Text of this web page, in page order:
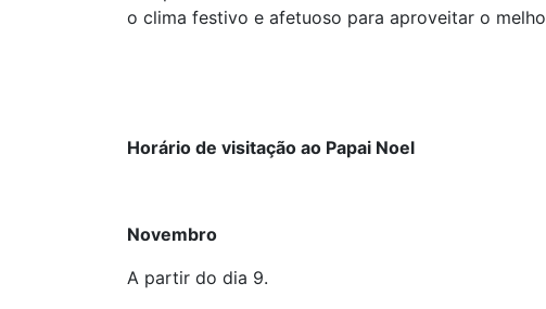
o clima festivo e afetuoso para aproveitar o
Horário de visitação ao Papai Noel
Novembro
A partir do dia 9.